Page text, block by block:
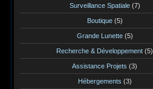
Surveillance Spatiale(7)
Boutique(5)
Grande Lunette(5)
Recherche & Développement (5)
Assistance Projets (3)
Hébergements (3)